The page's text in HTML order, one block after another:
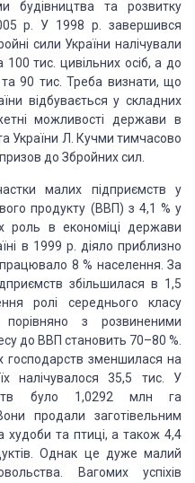
будівництва та розвитку
р. У 1998 р. завершився
сили України налічували
100 тис. цивільних осіб, а до
90 тис. Треба визнати, що
відбувається у складних
можливості держави в
України Л. Кучми тимчасово
до Збройних сил.
малих підприємств у
продукту (ВВП) з 4,1 % у
в економіці держави
в 1999 р. діяло приблизно
8 % населення. За
збільшилася в 1,5
ролі середнього класу
з розвиненими
до ВВП становить 70–80 %.
господарств зменшилася на
налічувалося 35,5 тис. У
було 1,0292 млн га
продали заготівельним
худоби та птиці, а також 4,4
Однак це дуже малий
Вагомих успіхів